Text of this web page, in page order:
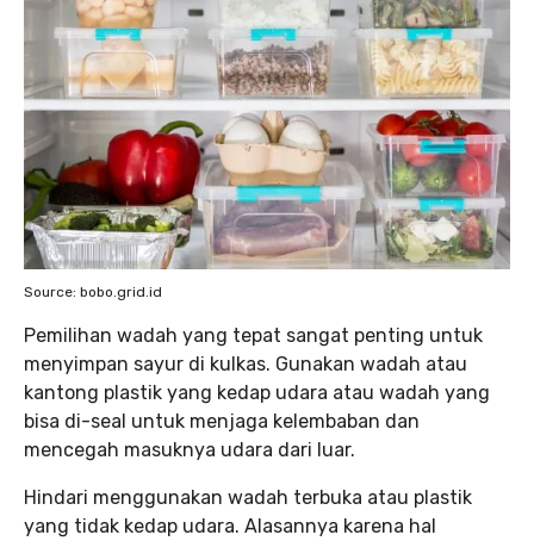
Source: bobo.grid.id
Pemilihan wadah yang tepat sangat penting untuk
menyimpan sayur di kulkas. Gunakan wadah atau
kantong plastik yang kedap udara atau wadah yang
bisa di-seal untuk menjaga kelembaban dan
mencegah masuknya udara dari luar.
Hindari menggunakan wadah terbuka atau plastik
yang tidak kedap udara. Alasannya karena hal